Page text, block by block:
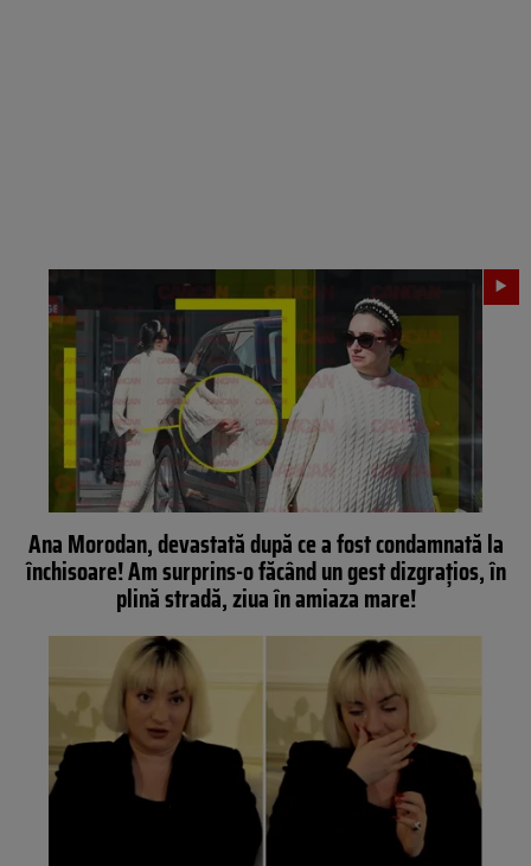
Ana Morodan, devastată după ce a fost condamnată la
închisoare! Am surprins-o făcând un gest dizgrațios, în
plină stradă, ziua în amiaza mare!